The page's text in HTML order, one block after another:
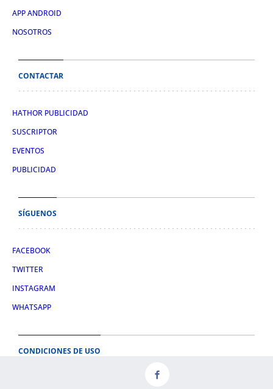
APP ANDROID
NOSOTROS
CONTACTAR
HATHOR PUBLICIDAD
SUSCRIPTOR
EVENTOS
PUBLICIDAD
SÍGUENOS
FACEBOOK
TWITTER
INSTAGRAM
WHATSAPP
CONDICIONES DE USO